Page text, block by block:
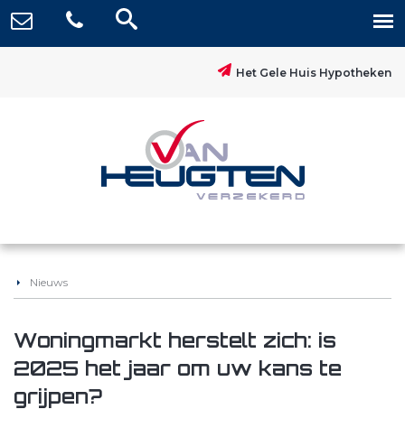
Het Gele Huis Hypotheken
Nieuws
Woningmarkt herstelt zich: is
2025 het jaar om uw kans te
grijpen?